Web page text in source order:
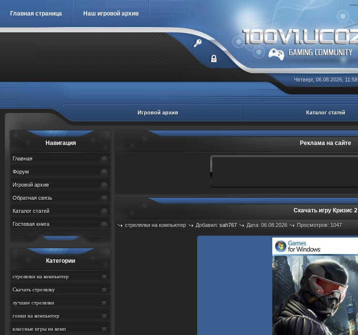
Главная страница Наш игровой архив
Четверг, 06.08.2026, 11:58
Игровой архив Каталог статей
Навигация
Главная
Форум
Игровой архив
Обратная связь
Каталог статей
Гостевая книга
Категории
стрелялки на компьютер
Скачать стрелялку
лучшие стрелялки
гонки на компьютер
классные игры на комп
Реклама на сайте
Скачать игру Кризис 2
стрелялки на компьютер Добавил: sah767 Дата: 06.08.2026 Просмотров: 1047